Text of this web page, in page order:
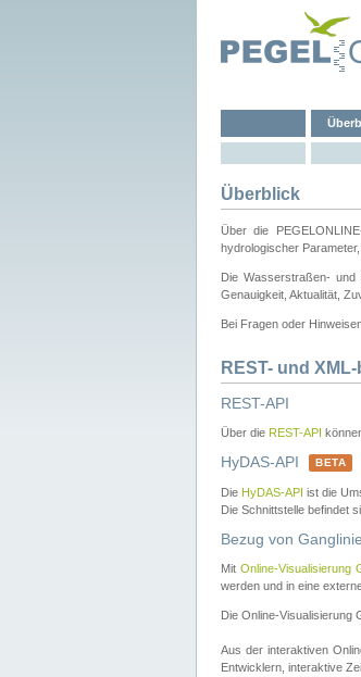
Überblick
Über die
hydrologischer
Die Wasserstraßen- und
Genauigkeit, Aktualität,
Bei Fragen oder
REST- und
REST-API
Über die REST-API
HyDAS-API BETA
Die HyDAS-API ist die
Die Schnittstelle befindet
Bezug von
MitOnline-Visualisierung
werden und in eine
Die Online-Visualisierung
Aus der interaktiven
Entwicklern, interaktive